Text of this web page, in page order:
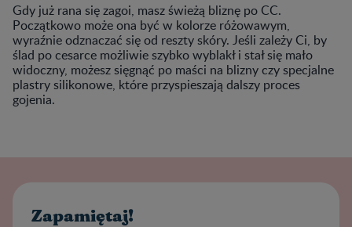
Gdy już rana się zagoi, masz świeżą bliznę po CC.
Początkowo może ona być w kolorze różowawym,
wyraźnie odznaczać się od reszty skóry. Jeśli zależy Ci, by
ślad po cesarce możliwie szybko wyblakł i stał się mało
widoczny, możesz sięgnąć po maści na blizny czy specjalne
plastry silikonowe, które przyspieszają dalszy proces
gojenia.
Zapamiętaj!